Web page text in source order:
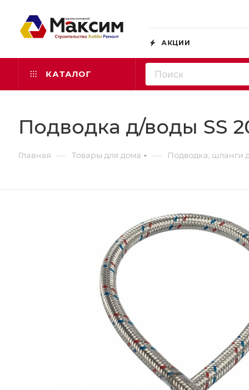
АКЦИИ
КАТАЛОГ
Подводка д/воды SS
Главная — Товары для дома — Подводка, шланги